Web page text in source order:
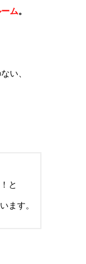
ム。
い、
と
ます。